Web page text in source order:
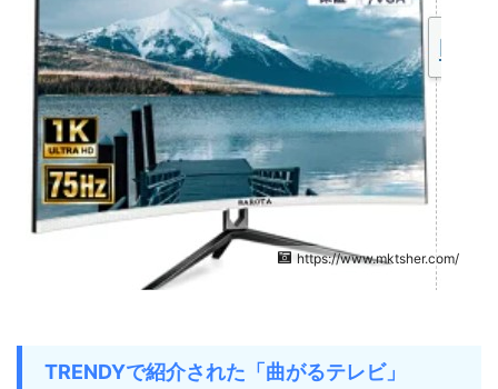
https://www.mktsher.com/
TRENDYで紹介された「曲がるテレビ」